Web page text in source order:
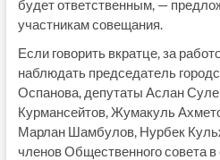
будет ответственным, —
участникам совещания.
Если говорить вкратце, за
наблюдать председатель
Оспанова, депутаты Аслан
Курмансейтов, Жумакуль
Марлан Шамбулов, Нурбек
членов Общественного совета